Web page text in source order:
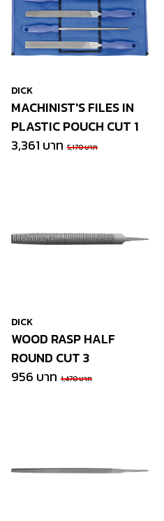
DICK
MACHINIST'S FILES IN
PLASTIC POUCH CUT 1
3,361 บาท 5,170 บาท
DICK
WOOD RASP HALF
ROUND CUT 3
956 บาท 1,470 บาท